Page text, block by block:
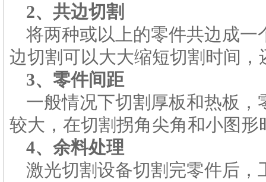
2、共边切割
将两种或以上的零件共边成
边切割可以大大缩短切割时间，
3、零件间距
一般情况下切割厚板和热板
较大，在切割拐角尖角和小图
4、余料处理
激光切割设备切割完零件后